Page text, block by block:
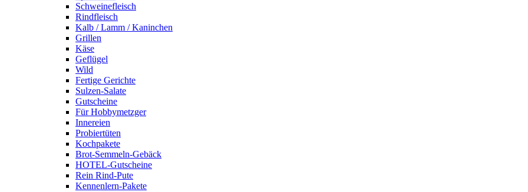
Schweine­fleisch
Rindfleisch
Kalb / Lamm / Kaninchen
Grillen
Käse
Geflügel
Wild
Fertige Gerichte
Sulzen-Salate
Gutscheine
Für Hobbymetzger
Innereien
Probiertüten
Kochpakete
Brot-Semmeln-Gebäck
HOTEL-Gutscheine
Rein Rind-Pute
Kennenlern-Pakete